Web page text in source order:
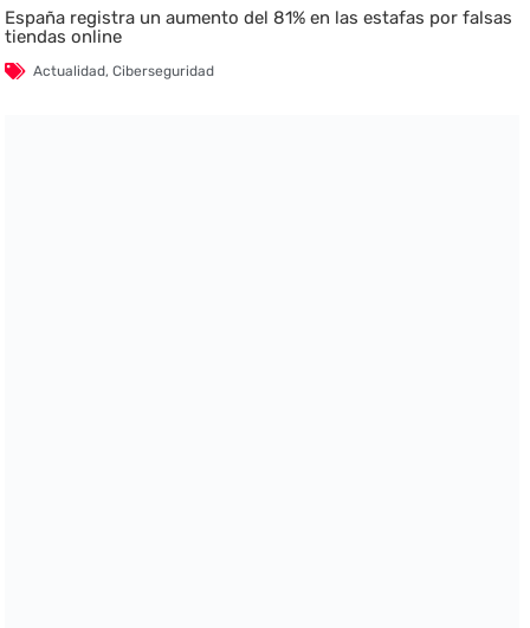
España registra un aumento del 81% en las estafas por falsas
tiendas online
Actualidad,Ciberseguridad